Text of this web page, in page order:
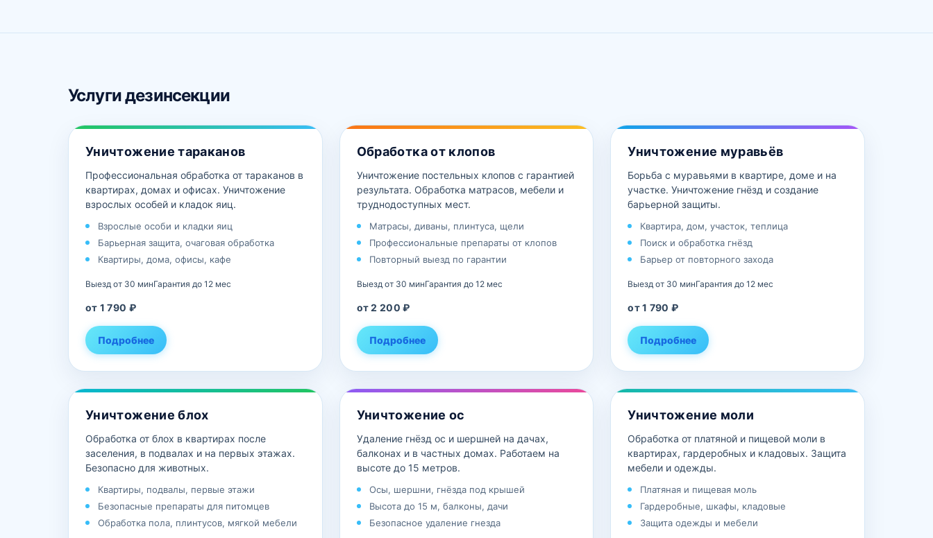
Услуги дезинсекции
Уничтожение тараканов
Профессиональная обработка от тараканов в
квартирах, домах и офисах. Уничтожение
взрослых особей и кладок яиц.
Взрослые особи и кладки яиц
Барьерная защита, очаговая обработка
Квартиры, дома, офисы, кафе
Выезд от 30 минГарантия до 12 мес
от 1 790 ₽
Подробнее
Обработка от клопов
Уничтожение постельных клопов с гарантией
результата. Обработка матрасов, мебели и
труднодоступных мест.
Матрасы, диваны, плинтуса, щели
Профессиональные препараты от клопов
Повторный выезд по гарантии
Выезд от 30 минГарантия до 12 мес
от 2 200 ₽
Подробнее
Уничтожение муравьёв
Борьба с муравьями в квартире, доме и на
участке. Уничтожение гнёзд и создание
барьерной защиты.
Квартира, дом, участок, теплица
Поиск и обработка гнёзд
Барьер от повторного захода
Выезд от 30 минГарантия до 12 мес
от 1 790 ₽
Подробнее
Уничтожение блох
Обработка от блох в квартирах после
заселения, в подвалах и на первых этажах.
Безопасно для животных.
Квартиры, подвалы, первые этажи
Безопасные препараты для питомцев
Обработка пола, плинтусов, мягкой мебели
Уничтожение ос
Удаление гнёзд ос и шершней на дачах,
балконах и в частных домах. Работаем на
высоте до 15 метров.
Осы, шершни, гнёзда под крышей
Высота до 15 м, балконы, дачи
Безопасное удаление гнезда
Уничтожение моли
Обработка от платяной и пищевой моли в
квартирах, гардеробных и кладовых. Защита
мебели и одежды.
Платяная и пищевая моль
Гардеробные, шкафы, кладовые
Защита одежды и мебели